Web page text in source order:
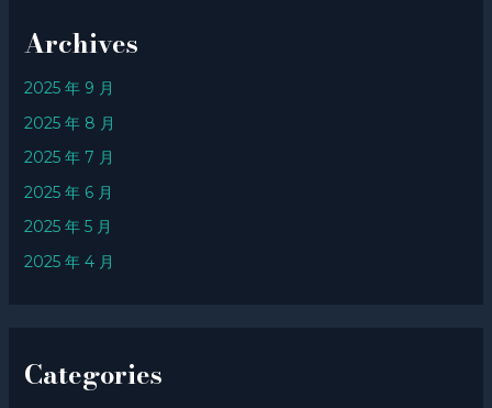
Archives
2025 年 9 月
2025 年 8 月
2025 年 7 月
2025 年 6 月
2025 年 5 月
2025 年 4 月
Categories